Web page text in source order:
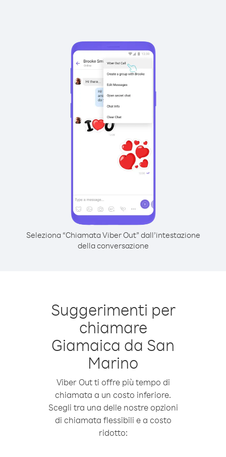
Seleziona “Chiamata Viber Out” dall’intestazione
della conversazione
Suggerimenti per
chiamare
Giamaica da San
Marino
Viber Out ti offre più tempo di
chiamata a un costo inferiore.
Scegli tra una delle nostre opzioni
di chiamata flessibili e a costo
ridotto: